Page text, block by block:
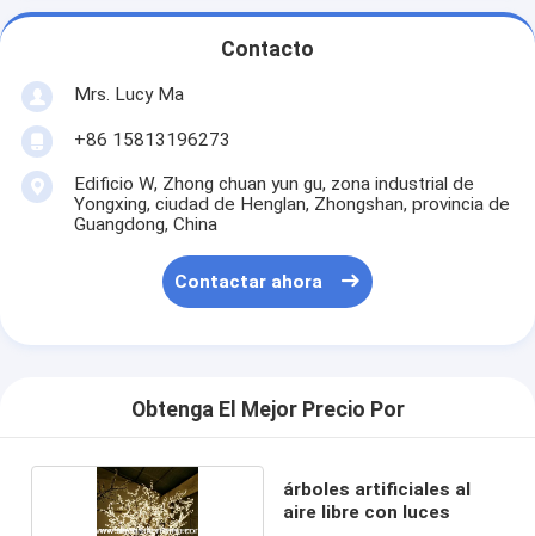
Contacto
Mrs. Lucy Ma
+86 15813196273
Edificio W, Zhong chuan yun gu, zona industrial de
Yongxing, ciudad de Henglan, Zhongshan, provincia de
Guangdong, China
Contactar ahora
Obtenga El Mejor Precio Por
árboles artificiales al
aire libre con luces